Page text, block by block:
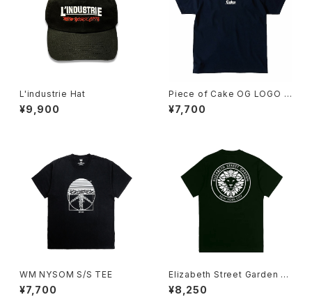
L'industrie Hat
¥9,900
Piece of Cake OG LOGO T
ee
¥7,700
WM NYSOM S/S TEE
¥7,700
Elizabeth Street Garden -
Guardian Tshirt
¥8,250